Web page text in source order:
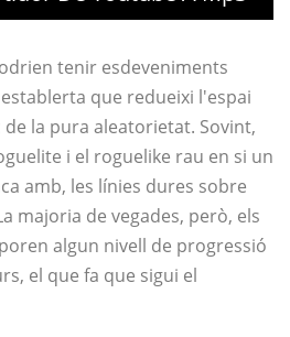
tenir esdeveniments
que redueixi l'espai
la pura aleatorietat. Sovint,
i el roguelike rau en si un
amb, les línies dures sobre
majoria de vegades, però, els
algun nivell de progressió
el que fa que sigui el